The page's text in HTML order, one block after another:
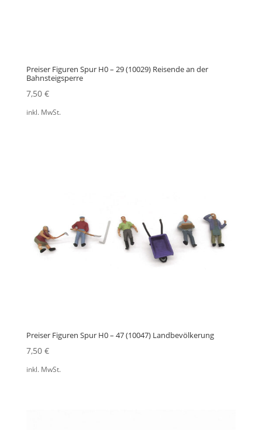
Preiser Figuren Spur H0 – 29 (10029) Reisende an der
Bahnsteigsperre
7,50 €
inkl. MwSt.
Preiser Figuren Spur H0 – 47 (10047) Landbevölkerung
7,50 €
inkl. MwSt.